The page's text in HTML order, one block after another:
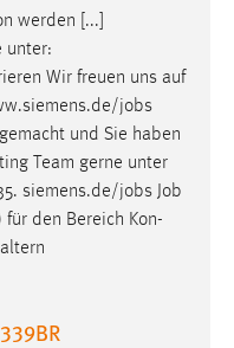
werden [...]
unter:
Wir freuen uns auf
jobs
und Sie haben
Team gerne unter
siemens.de/jobs Job
für den Bereich Kon-